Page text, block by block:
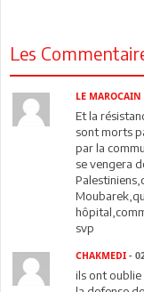
Les
LE MAROCAIN
Et la
sont morts
par la
se vengera
svp
CHAKMEDI -
ils ont oublie